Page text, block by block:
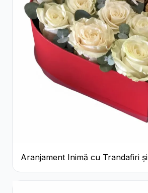
Aranjament Inimă cu Trandafiri și
Praline Ferrero